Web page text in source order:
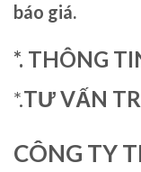
báo giá.
*. THÔNG
*.TƯ VẤN
CÔNG TY